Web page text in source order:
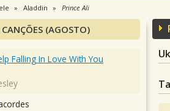
Aladdin Prince Ali
(AGOSTO)
Falling In Love With You